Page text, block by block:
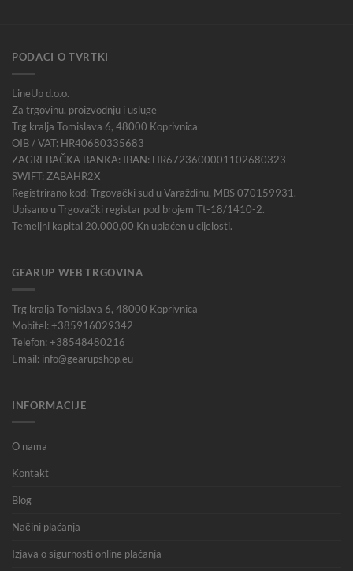
PODACI O TVRTKI
LineUp d.o.o.
Za trgovinu, proizvodnju i usluge
Trg kralja Tomislava 6, 48000 Koprivnica
OIB / VAT: HR40680335683
ZAGREBAČKA BANKA: IBAN: HR6723600001102680323
SWIFT: ZABAHR2X
Registrirano kod: Trgovački sud u Varaždinu, MBS 070159931.
Upisano u Trgovački registar pod brojem Tt-18/1410-2.
Temeljni kapital 20.000,00 Kn uplaćen u cijelosti.
GEARUP WEB TRGOVINA
Trg kralja Tomislava 6, 48000 Koprivnica
Mobitel: +385916029342
Telefon: +38548480216
Email: info@gearupshop.eu
INFORMACIJE
O nama
Kontakt
Blog
Načini plaćanja
Izjava o sigurnosti online plaćanja